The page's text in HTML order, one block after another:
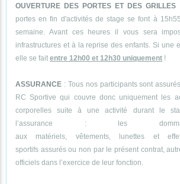
OUVERTURE DES PORTES ET DES GRILLES
portes en fin d'activités de stage se font à
semaine. Avant ces heures il vous sera
infrastructures et à la reprise des enfants. Si une
elle se fait entre 12h00 et 12h30 uniquement !
ASSURANCE : Tous nos participants sont
RC Sportive qui couvre donc uniquement les
corporelles suite à une activité durant le
l’assurance : les
aux matériels, vêtements, lunettes et
sportifs assurés ou non par le présent contrat,
officiels dans l’exercice de leur fonction.